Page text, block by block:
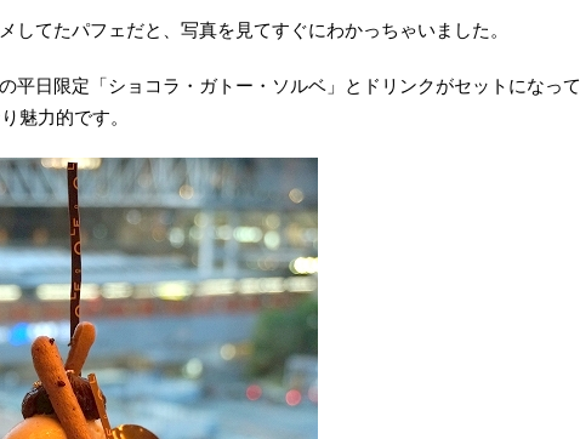
してたパフェだと、写真を見てすぐにわかっちゃいました。
平日限定「ショコラ・ガトー・ソルベ」とドリンクがセットになって
魅力的です。